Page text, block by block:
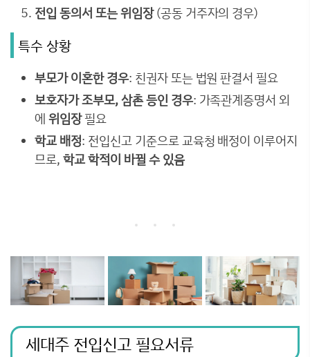
전입 동의서 또는 위임장(공동 거주자의 경우)
특수 상황
부모가 이혼한 경우: 친권자 또는 법원 판결서 필요
보호자가 조부모, 삼촌 등인 경우: 가족관계증명서 외
에 위임장필요
학교 배정: 전입신고 기준으로 교육청 배정이 이루어지
므로, 학교 학적이 바뀔 수 있음
세대주 전입신고 필요서류